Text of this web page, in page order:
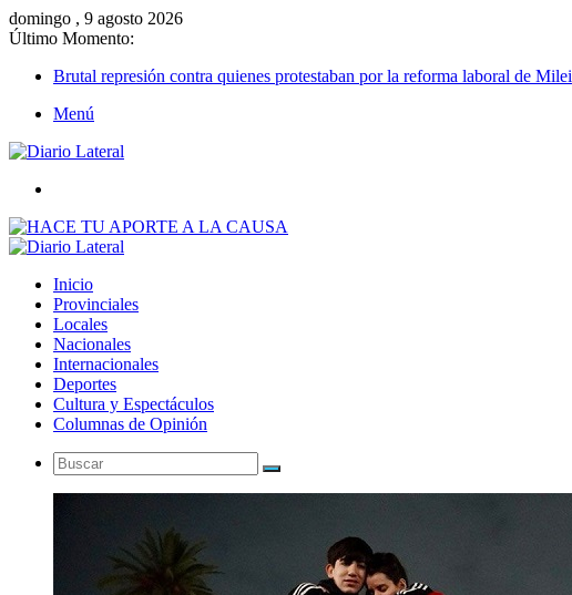
domingo , 9 agosto 2026
Último Momento:
Brutal represión contra quienes protestaban por la reforma laboral de Milei
Menú
Inicio
Provinciales
Locales
Nacionales
Internacionales
Deportes
Cultura y Espectáculos
Columnas de Opinión
Buscar